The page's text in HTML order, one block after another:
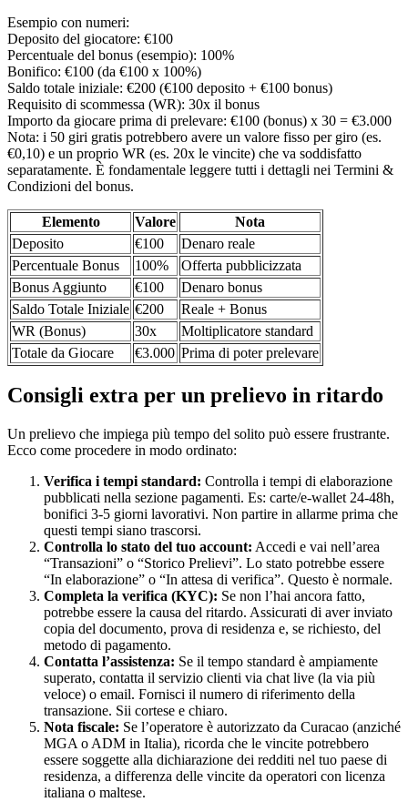
Esempio con numeri:
Deposito del giocatore: €100
Percentuale del bonus (esempio): 100%
Bonifico: €100 (da €100 x 100%)
Saldo totale iniziale: €200 (€100 deposito + €100 bonus)
Requisito di scommessa (WR): 30x il bonus
Importo da giocare prima di prelevare: €100 (bonus) x 30 = €3.000
Nota: i 50 giri gratis potrebbero avere un valore fisso per giro (es.
€0,10) e un proprio WR (es. 20x le vincite) che va soddisfatto
separatamente. È fondamentale leggere tutti i dettagli nei Termini &
Condizioni del bonus.
Elemento Valore
Nota
Deposito
€100
Denaro reale
Percentuale Bonus
100%
Offerta pubblicizzata
Bonus Aggiunto
€100
Denaro bonus
Saldo Totale Iniziale €200
Reale + Bonus
WR (Bonus)
30x
Moltiplicatore standard
Totale da Giocare
€3.000 Prima di poter prelevare
Consigli extra per un prelievo in ritardo
Un prelievo che impiega più tempo del solito può essere frustrante.
Ecco come procedere in modo ordinato:
Verifica i tempi standard: Controlla i tempi di elaborazione
pubblicati nella sezione pagamenti. Es: carte/e-wallet 24-48h,
bonifici 3-5 giorni lavorativi. Non partire in allarme prima che
questi tempi siano trascorsi.
Controlla lo stato del tuo account: Accedi e vai nell’area
“Transazioni” o “Storico Prelievi”. Lo stato potrebbe essere
“In elaborazione” o “In attesa di verifica”. Questo è normale.
Completa la verifica (KYC): Se non l’hai ancora fatto,
potrebbe essere la causa del ritardo. Assicurati di aver inviato
copia del documento, prova di residenza e, se richiesto, del
metodo di pagamento.
Contatta l’assistenza: Se il tempo standard è ampiamente
superato, contatta il servizio clienti via chat live (la via più
veloce) o email. Fornisci il numero di riferimento della
transazione. Sii cortese e chiaro.
Nota fiscale: Se l’operatore è autorizzato da Curacao (anziché
MGA o ADM in Italia), ricorda che le vincite potrebbero
essere soggette alla dichiarazione dei redditi nel tuo paese di
residenza, a differenza delle vincite da operatori con licenza
italiana o maltese.